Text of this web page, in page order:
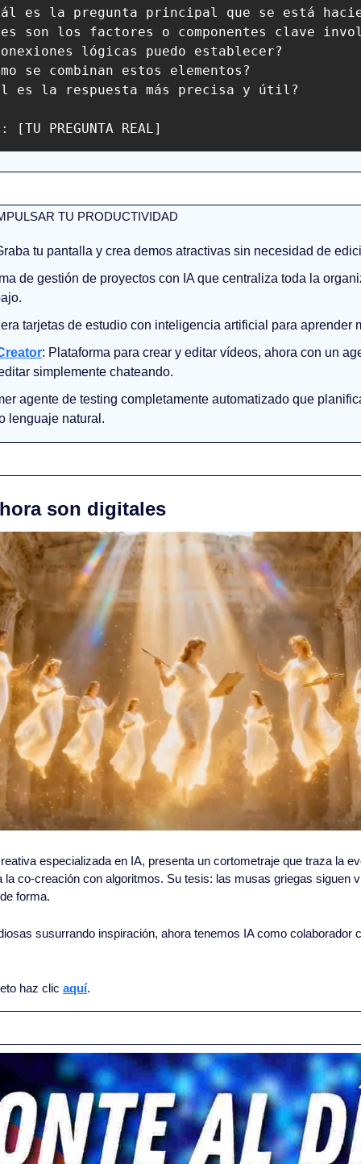
es la pregunta principal que se está
son los factores o componentes clave
conexiones lógicas puedo establecer?
se combinan estos elementos?
es la respuesta más precisa y útil?
PREGUNTA REAL]
TU PRODUCTIVIDAD
tu pantalla y crea demos atractivas sin necesidad de
de gestión de proyectos con IA que centraliza toda la
tarjetas de estudio con inteligencia artificial para aprender
: Plataforma para crear y editar vídeos, ahora con un
simplemente chateando.
agente de testing completamente automatizado que
lenguaje natural.
son digitales
especializada en IA, presenta un cortometraje que traza la
la co-creación con algoritmos. Su tesis: las musas griegas siguen
forma.
susurrando inspiración, ahora tenemos IA como colaborador
haz clic aquí.